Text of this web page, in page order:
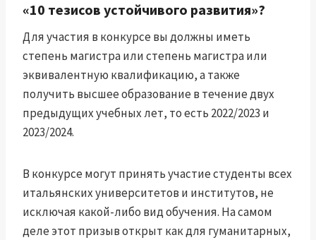
«10 тезисов устойчивого развития»?
Для участия в конкурсе вы должны иметь
степень магистра или степень магистра или
эквивалентную квалификацию, а также
получить высшее образование в течение двух
предыдущих учебных лет, то есть 2022/2023 и
2023/2024.
В конкурсе могут принять участие студенты всех
итальянских университетов и институтов, не
исключая какой-либо вид обучения. На самом
деле этот призыв открыт как для гуманитарных,